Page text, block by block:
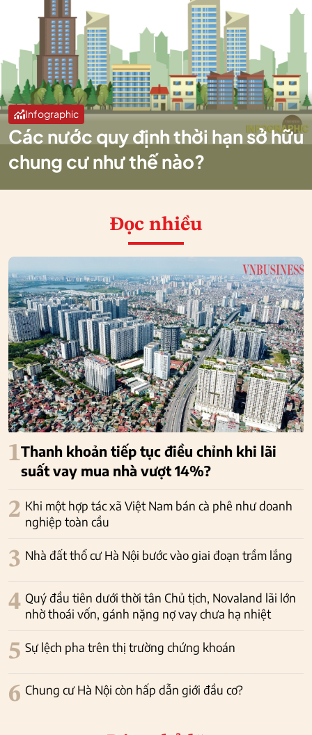
Infographic
Các nước quy định thời hạn sở hữu
chung cư như thế nào?
Đọc nhiều
1Thanh khoản tiếp tục điều chỉnh khi lãi
suất vay mua nhà vượt 14%?
2 Khi một hợp tác xã Việt Nam bán cà phê như doanh
nghiệp toàn cầu
3 Nhà đất thổ cư Hà Nội bước vào giai đoạn trầm lắng
4 Quý đầu tiên dưới thời tân Chủ tịch, Novaland lãi lớn
nhờ thoái vốn, gánh nặng nợ vay chưa hạ nhiệt
5 Sự lệch pha trên thị trường chứng khoán
6 Chung cư Hà Nội còn hấp dẫn giới đầu cơ?